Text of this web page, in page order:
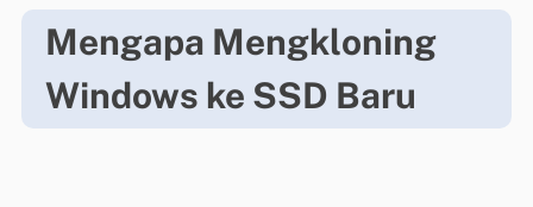
Mengapa Mengkloning
Windows ke SSD Baru